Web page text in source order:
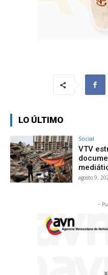
LO ÚLTIMO
Social
VTV
agosto 9,
-